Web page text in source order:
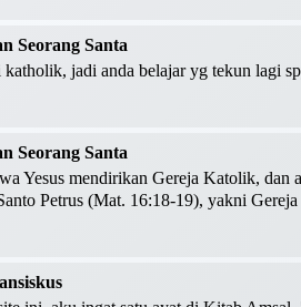
Seorang Santa
jadi anda belajar yg tekun lagi
Seorang Santa
Yesus mendirikan Gereja Katolik,
Petrus (Mat. 16:18-19), yakni